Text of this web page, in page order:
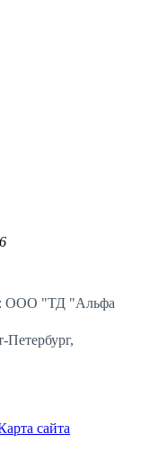
ООО "ТД "Альфа
Петербург,
сайта